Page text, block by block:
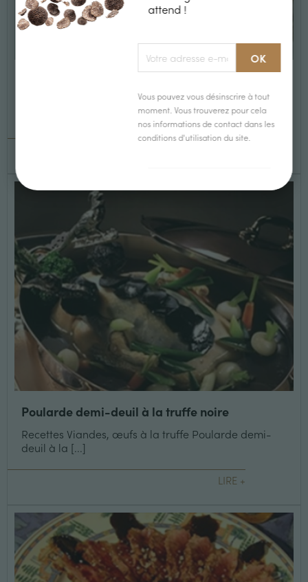
Recettes Viandes, œufs à la truffe Tournedos Rossini
Poularde demi-deuil à la truffe noire
Recettes Viandes, œufs à la truffe Poularde demi-
deuil à la [...]
LIRE +
attend !
Vous pouvez vous désinscrire à tout
moment. Vous trouverez pour cela
nos informations de contact dans les
conditions d'utilisation du site.